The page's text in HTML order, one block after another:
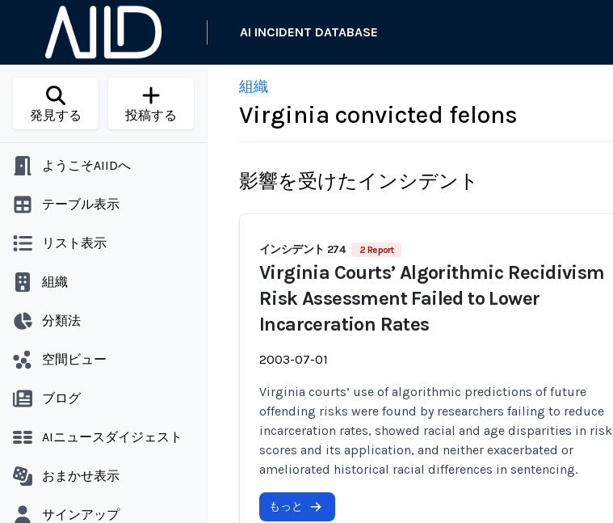
AI INCIDENT DATABASE
発見する 投稿する
ようこそAIIDへ
テーブル表示
リスト表示
組織
分類法
空間ビュー
ブログ
AIニュースダイジェスト
おまかせ表示
サインアップ
組織
Virginia convicted felons
影響を受けたインシデント
インシデント 274 2 Report
Virginia Courts’ Algorithmic Recidivism
Risk Assessment Failed to Lower
Incarceration Rates
2003-07-01
Virginia courts’ use of algorithmic predictions of future
offending risks were found by researchers failing to reduce
incarceration rates, showed racial and age disparities in risk
scores and its application, and neither exacerbated or
ameliorated historical racial differences in sentencing.
もっと